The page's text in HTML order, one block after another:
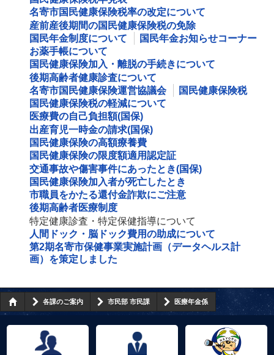
名寄市国民健康保険税率の改定について
産前産後期間の国民健康保険税の免除
国民年金制度について
国民年金お知らせコーナー
お薬手帳について
国民健康保険加入・離脱の手続きについて
後期高齢者健康診査について
名寄市国民健康保険運営協議会
国民健康保険税
国民健康保険税の軽減について
医療費の自己負担額(国保)
出産育児一時金の請求(国保)
国民健康保険の高額療養費
国民健康保険の限度額適用認定証
交通事故や傷害事件にあったとき(国保)
国民健康保険加入者が死亡したとき
市職員をかたる還付金詐欺にご注意
後期高齢者医療制度
特定健康診査・特定保健指導について
人間ドック・脳ドック費用の助成について
第2期名寄市保健事業実施計画（データヘルス計
画）を策定しました
各課のご案内 市民部 市民課 医療年金係